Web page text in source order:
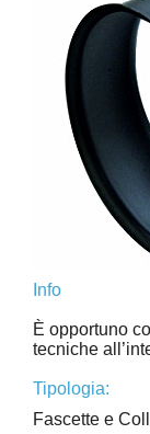
Info
È opportuno
tecniche
Tipologia:
Fascette e